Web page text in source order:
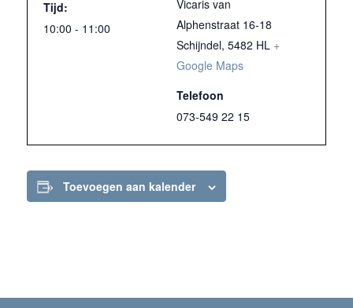
Tijd:
10:00 - 11:00
Vicaris van
Alphenstraat 16-18
Schijndel, 5482 HL +
Google Maps
Telefoon
073-549 22 15
Toevoegen aan kalender